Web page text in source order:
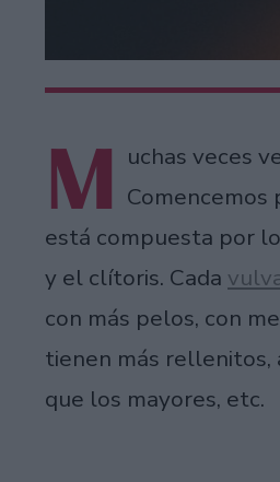
M uchas veces
está compuesta por
y el clítoris. Cada
con más pelos, con
tienen más rellenitos,
que los mayores, etc.